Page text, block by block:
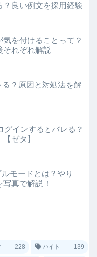
？良い例文を採用経験
気を付けることって？
それぞれ解説
る？原因と対処法を解
グインするとバレる？
ゼタ】
ルモードとは？やり
真で解説！
228 バイト 139